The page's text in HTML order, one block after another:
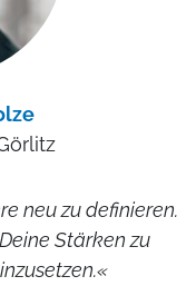
neu zu definieren.
Stärken zu